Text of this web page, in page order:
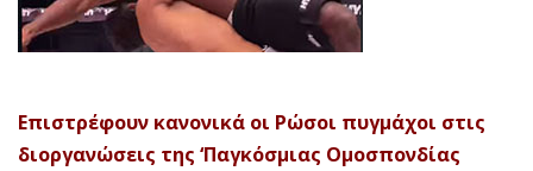
Επιστρέφουν κανονικά οι Ρώσοι πυγμάχοι στις
διοργανώσεις της ‘Παγκόσμιας Ομοσπονδίας